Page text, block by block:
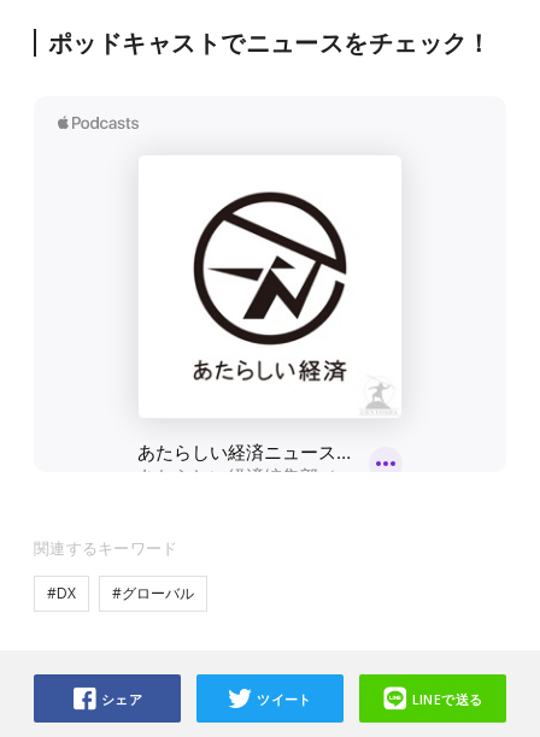
ポッドキャストでニュースをチェック！
関連するキーワード
#DX #グローバル
シェア ツイート LINEで送る